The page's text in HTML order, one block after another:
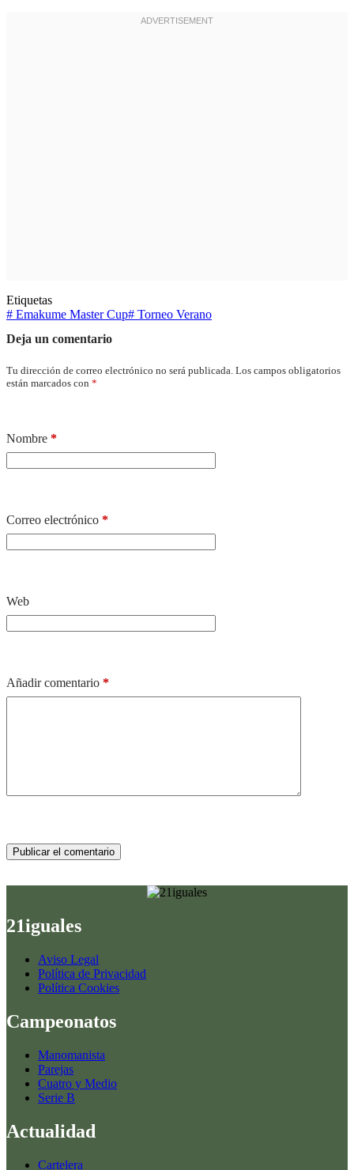
Etiquetas
# Emakume Master Cup# Torneo Verano
Deja un comentario
Tu dirección de correo electrónico no será publicada. Los campos obligatorios
están marcados con *
Nombre *
Correo electrónico *
Web
Añadir comentario *
Publicar el comentario
21iguales
Aviso Legal
Política de Privacidad
Política Cookies
Campeonatos
Manomanista
Parejas
Cuatro y Medio
Serie B
Actualidad
Cartelera